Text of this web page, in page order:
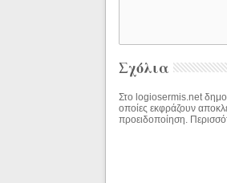
Σχόλια
Στο logiosermis.net
οποίες εκφράζουν
προειδοποίηση.